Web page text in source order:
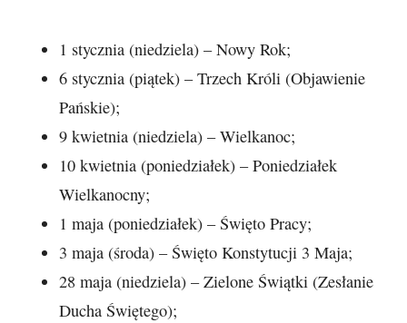
1 stycznia (niedziela) – Nowy Rok;
6 stycznia (piątek) – Trzech Króli (Objawienie
Pańskie);
9 kwietnia (niedziela) – Wielkanoc;
10 kwietnia (poniedziałek) – Poniedziałek
Wielkanocny;
1 maja (poniedziałek) – Święto Pracy;
3 maja (środa) – Święto Konstytucji 3 Maja;
28 maja (niedziela) – Zielone Świątki (Zesłanie
Ducha Świętego);